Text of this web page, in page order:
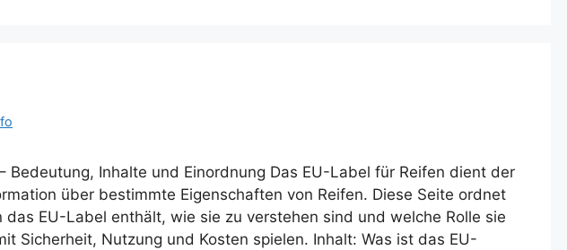
Bedeutung, Inhalte und Einordnung Das EU-Label für Reifen dient der
über bestimmte Eigenschaften von Reifen. Diese Seite ordnet
das EU-Label enthält, wie sie zu verstehen sind und welche Rolle sie
Sicherheit, Nutzung und Kosten spielen. Inhalt: Was ist das EU-